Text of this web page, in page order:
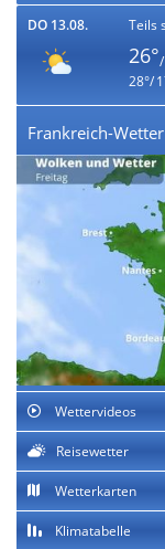
DO 13.08. Teils
26°
28°/
Frankreich-Wetter
Wettervideos
Reisewetter
Wetterkarten
Klimatabelle